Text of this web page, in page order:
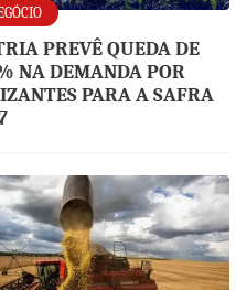
PREVÊ QUEDA DE
NA DEMANDA POR
PARA A SAFRA